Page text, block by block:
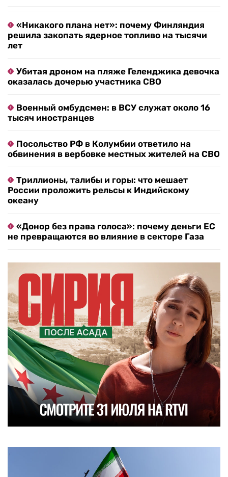
«Никакого плана нет»: почему Финляндия
решила закопать ядерное топливо на тысячи
лет
Убитая дроном на пляже Геленджика девочка
оказалась дочерью участника СВО
Военный омбудсмен: в ВСУ служат около 16
тысяч иностранцев
Посольство РФ в Колумбии ответило на
обвинения в вербовке местных жителей на СВО
Триллионы, талибы и горы: что мешает
России проложить рельсы к Индийскому
океану
«Донор без права голоса»: почему деньги ЕС
не превращаются во влияние в секторе Газа